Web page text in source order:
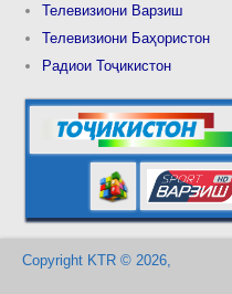
Телевизиони Варзиш
Телевизиони Баҳористон
Радиои Тоҷикистон
Copyright KTR © 2026,